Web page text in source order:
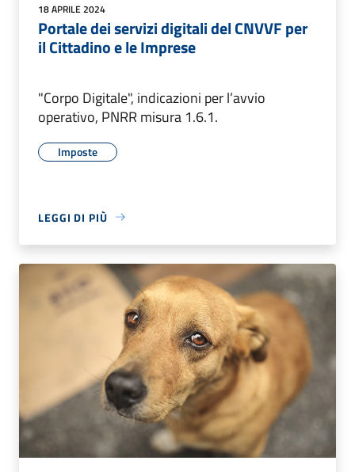
18 APRILE 2024
Portale dei servizi digitali del CNVVF per
il Cittadino e le Imprese
"Corpo Digitale", indicazioni per l’avvio
operativo, PNRR misura 1.6.1.
Imposte
LEGGI DI PIÙ